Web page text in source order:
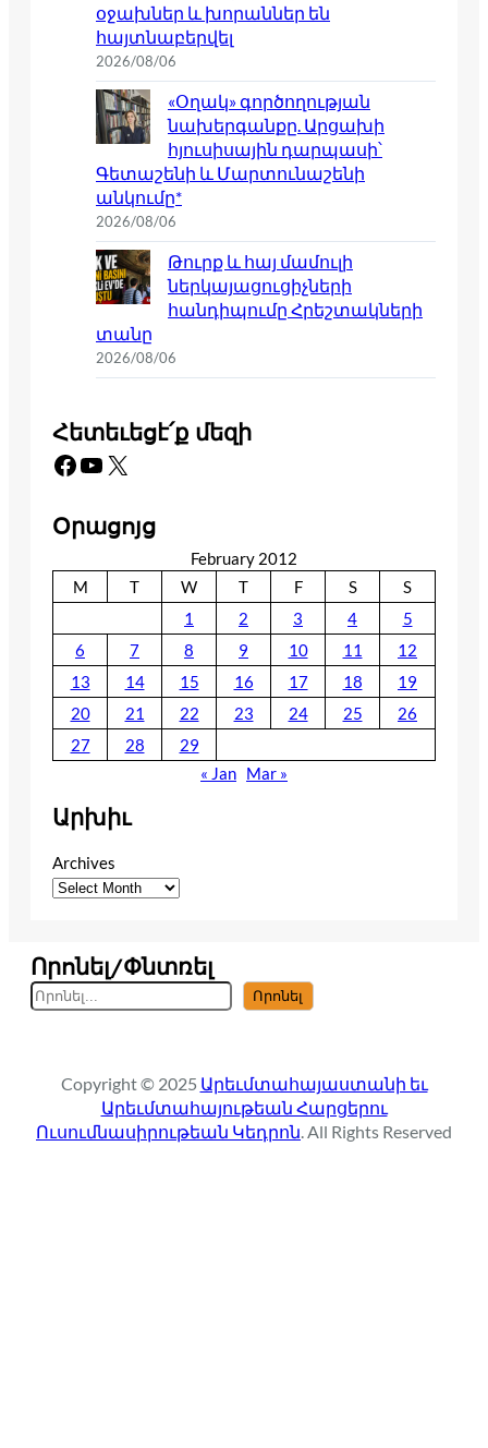
օջախներ և խորաններ են
հայտնաբերվել
2026/08/06
«Օղակ» գործողության
նախերգանքը. Արցախի
հյուսիսային դարպասի՝
Գետաշենի և Մարտունաշենի
անկումը*
2026/08/06
Թուրք և հայ մամուլի
ներկայացուցիչների
հանդիպումը Հրեշտակների
տանը
2026/08/06
Հետեւեցէ՛ք մեզի
Facebook YouTube X
Օրացոյց
February 2012
M
T W T F S
S
1
2 3 4
5
6
7 8 9 10 11
12
13
14 15 16 17 18
19
20
21 22 23 24 25
26
27
28
29
« Jan Mar »
Արխիւ
Archives
Որոնել/Փնտռել
S
e
c
h
Որոնել
Copyright © 2025 Արեւմտահայաստանի եւ
Արեւմտահայութեան Հարցերու
Ուսումնասիրութեան Կեդրոն. All Rights Reserved